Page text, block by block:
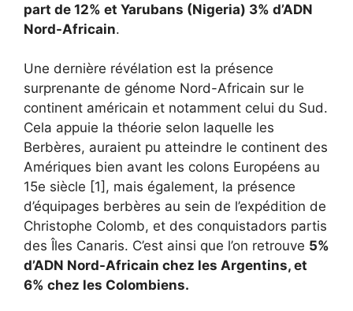
part de 12% et Yarubans (Nigeria) 3% d’ADN
Nord-Africain.
Une dernière révélation est la présence
surprenante de génome Nord-Africain sur le
continent américain et notamment celui du Sud.
Cela appuie la théorie selon laquelle les
Berbères, auraient pu atteindre le continent des
Amériques bien avant les colons Européens au
15e siècle [1], mais également, la présence
d’équipages berbères au sein de l’expédition de
Christophe Colomb, et des conquistadors partis
des Îles Canaris. C’est ainsi que l’on retrouve 5%
d’ADN Nord-Africain chez les Argentins, et
6% chez les Colombiens.